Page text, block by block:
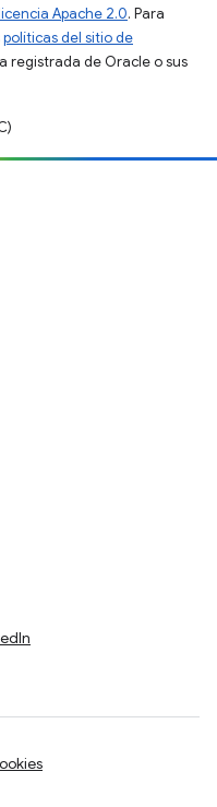
Apache 2.0. Para
políticas del sitio de
registrada de Oracle o sus